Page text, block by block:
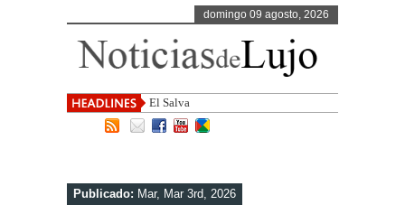
domingo 09 agosto, 2026
El Salvador, uno de los destino
Publicado: Mar, Mar 3rd, 2026